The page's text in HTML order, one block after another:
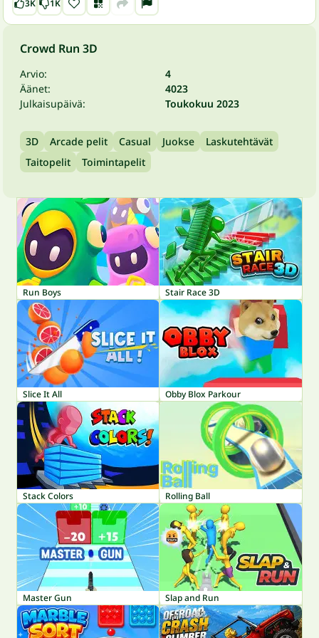
3K 1K
Crowd Run 3D
Arvio:
4
Äänet:
4023
Julkaisupäivä:
Toukokuu 2023
3D Arcade pelit Casual Juokse
Laskutehtävät
Taitopelit
Toimintapelit
Run Boys Stair Race 3D
Slice It All Obby Blox Parkour
Stack Colors Rolling Ball
Master Gun Slap and Run